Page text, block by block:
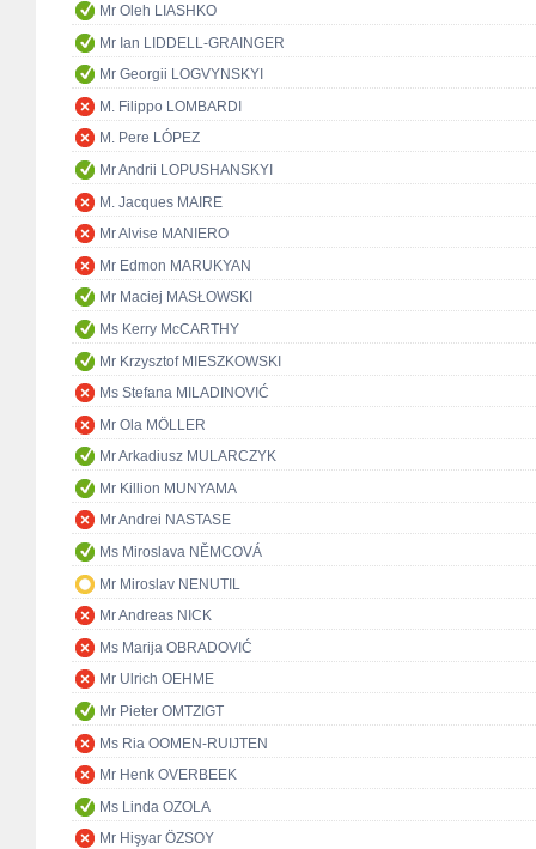
Mr Oleh LIASHKO
Mr Ian LIDDELL-GRAINGER
Mr Georgii LOGVYNSKYI
M. Filippo LOMBARDI
M. Pere LÓPEZ
Mr Andrii LOPUSHANSKYI
M. Jacques MAIRE
Mr Alvise MANIERO
Mr Edmon MARUKYAN
Mr Maciej MASŁOWSKI
Ms Kerry McCARTHY
Mr Krzysztof MIESZKOWSKI
Ms Stefana MILADINOVIĆ
Mr Ola MÖLLER
Mr Arkadiusz MULARCZYK
Mr Killion MUNYAMA
Mr Andrei NASTASE
Ms Miroslava NĚMCOVÁ
Mr Miroslav NENUTIL
Mr Andreas NICK
Ms Marija OBRADOVIĆ
Mr Ulrich OEHME
Mr Pieter OMTZIGT
Ms Ria OOMEN-RUIJTEN
Mr Henk OVERBEEK
Ms Linda OZOLA
Mr Hişyar ÖZSOY